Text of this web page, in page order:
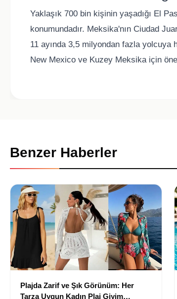
Yaklaşık 700 bin kişinin yaşadığı El
konumundadır. Meksika'nın Ciudad
11 ayında 3,5 milyondan fazla yolcuya
New Mexico ve Kuzey Meksika için
Benzer Haberler
Plajda Zarif ve Şık Görünüm: Her
Tarza Uygun Kadın Plaj Giyim